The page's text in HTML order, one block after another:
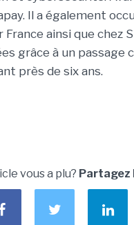
Il a également
ainsi que chez
grâce à un passage
près de six ans.
vous a plu? Partagez